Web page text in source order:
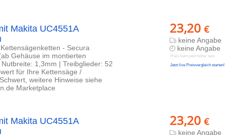
23,20 €
keine Angabe
keine Angabe
Preis kann jetzt höher sein
Jetzt live Preisvergleich starten!
Makita UC4551A
- Secura
Gehäuse im montierten
1,3mm | Treibglieder: 52
für Ihre Kettensäge /
weitere Hinweise siehe
Marketplace
23,20 €
keine Angabe
Makita UC4551A